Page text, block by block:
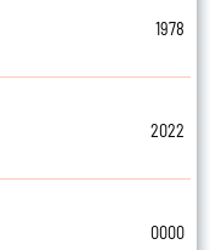
1978
2022
0000